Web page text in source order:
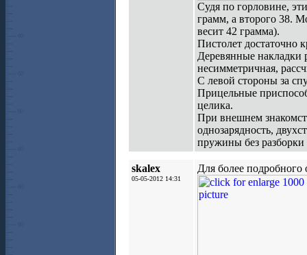
Судя по горловине,
грамм, а второго 38.
весит 42 грамма).
Пистолет достаточно
Деревянные накладки
несимметричная,
С левой стороны за
Прицельные
целика.
При внешнем
однозарядность,
пружины без разборки
skalex
05-05-2012 14:31
Для более подробного